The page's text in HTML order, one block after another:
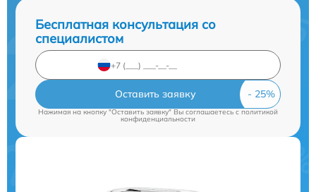
Бесплатная консультация со
специалистом
Оставить заявку
Нажимая на кнопку "Оставить заявку" Вы соглашаетесь c политикой
конфиденциальности